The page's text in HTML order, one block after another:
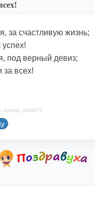
за счастливую жизнь;
под верный девиз;
за всех!
Автор: dim3875